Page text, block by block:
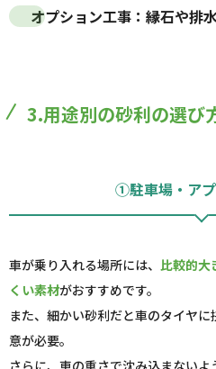
オプション工事 ：縁石や排
3.用途別の砂利の選び
①駐車場・ア
車が乗り入れる場所には、 比較的大
くい素材がおすすめです。
また、細かい砂利だと車のタイヤ
意が必要。